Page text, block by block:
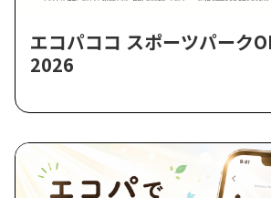
エコパココ スポーツパーク
2026